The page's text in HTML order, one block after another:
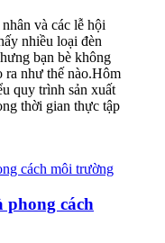
và các lễ hội
nhiều loại đèn
bạn bè không
ra như thế nào.Hôm
quy trình sản xuất
thời gian thực tập
phong cách